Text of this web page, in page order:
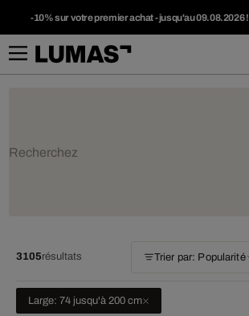
-10% sur votre premier achat - jusqu'au 09.08.2026 !
3105résultats Trier par: Popularité
Large: 74 jusqu'à 200 cm